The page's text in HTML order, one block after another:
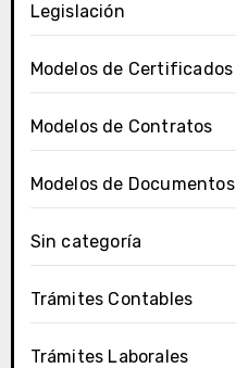
Legislación
Modelos de Certificados
Modelos de Contratos
Modelos de Documentos
Sin categoría
Trámites Contables
Trámites Laborales